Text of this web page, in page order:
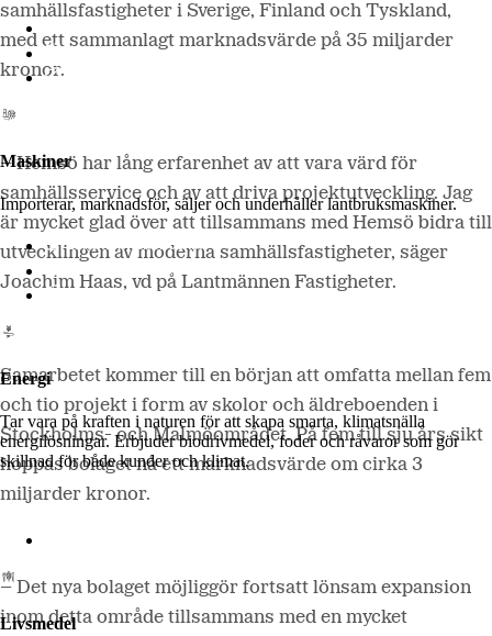
Lantmännen Lantbruk
LM2
Maskiner
Importerar, marknadsför, säljer och underhåller lantbruksmaskiner.
Lantmännen Maskin
Begagnatbörsen
Butik på nätet
Energi
Tar vara på kraften i naturen för att skapa smarta, klimatsnälla
energilösningar. Erbjuder biodrivmedel, foder och råvaror som gör
skillnad för både kunder och klimat.
Livsmedel
samhällsfastigheter i Sverige, Finland och Tyskland,
med ett sammanlagt marknadsvärde på 35 miljarder
kronor.
– Hemsö har lång erfarenhet av att vara värd för
samhällsservice och av att driva projektutveckling. Jag
är mycket glad över att tillsammans med Hemsö bidra till
utvecklingen av moderna samhällsfastigheter, säger
Joachim Haas, vd på Lantmännen Fastigheter.
Samarbetet kommer till en början att omfatta mellan fem
och tio projekt i form av skolor och äldreboenden i
Stockholms- och Malmöområdet. På fem till sju års sikt
hoppas bolaget nå ett marknadsvärde om cirka 3
miljarder kronor.
– Det nya bolaget möjliggör fortsatt lönsam expansion
inom detta område tillsammans med en mycket